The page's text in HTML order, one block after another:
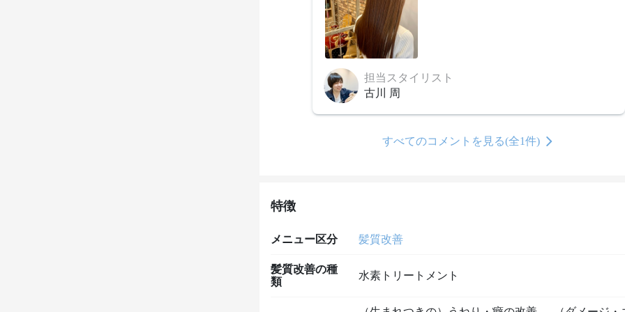
担当スタイリスト
古川 周
すべてのコメントを見る(全1件)
特徴
メニュー区分 髪質改善
髪質改善の種
類
水素トリートメント